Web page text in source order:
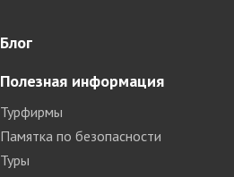
Блог
Полезная информация
Турфирмы
Памятка по безопасности
Туры